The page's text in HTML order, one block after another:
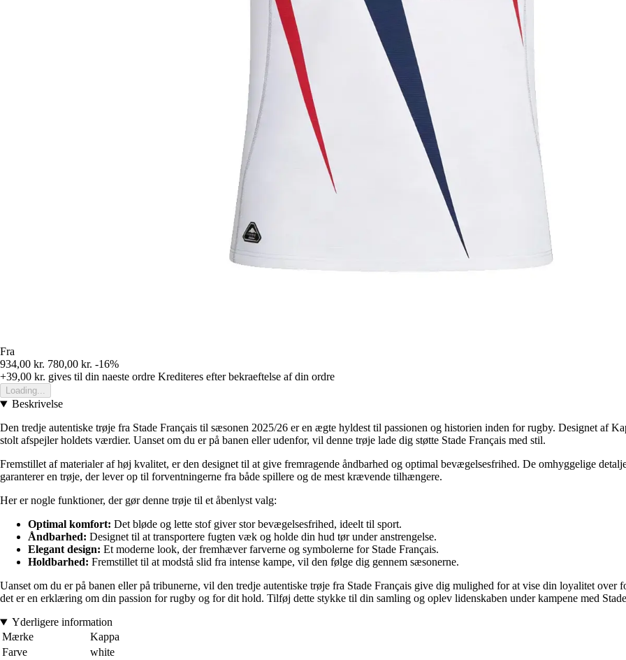
Fra
934,00 kr. 780,00 kr. -16%
+39,00 kr. gives til din naeste ordre Krediteres efter bekraeftelse af din ordre
Loading...
Beskrivelse
Den tredje autentiske trøje fra Stade Français til sæsonen 2025/26 er en ægte hyldest til passionen og historien inden for rugby. Designet af
stolt afspejler holdets værdier. Uanset om du er på banen eller udenfor, vil denne trøje lade dig støtte Stade Français med stil.
Fremstillet af materialer af høj kvalitet, er den designet til at give fremragende åndbarhed og optimal bevægelsesfrihed. De omhyggelige
garanterer en trøje, der lever op til forventningerne fra både spillere og de mest krævende tilhængere.
Her er nogle funktioner, der gør denne trøje til et åbenlyst valg:
Optimal komfort: Det bløde og lette stof giver stor bevægelsesfrihed, ideelt til sport.
Åndbarhed: Designet til at transportere fugten væk og holde din hud tør under anstrengelse.
Elegant design: Et moderne look, der fremhæver farverne og symbolerne for Stade Français.
Holdbarhed: Fremstillet til at modstå slid fra intense kampe, vil den følge dig gennem sæsonerne.
Uanset om du er på banen eller på tribunerne, vil den tredje autentiske trøje fra Stade Français give dig mulighed for at vise din loyalitet
det er en erklæring om din passion for rugby og for dit hold. Tilføj dette stykke til din samling og oplev lidenskaben under kampene med
Yderligere information
Mærke
Kappa
Farve
white